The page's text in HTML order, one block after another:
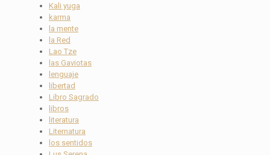
Kali yuga
karma
la mente
la Red
Lao Tze
las Gaviotas
lenguaje
libertad
Libro Sagrado
libros
literatura
Liternatura
los sentidos